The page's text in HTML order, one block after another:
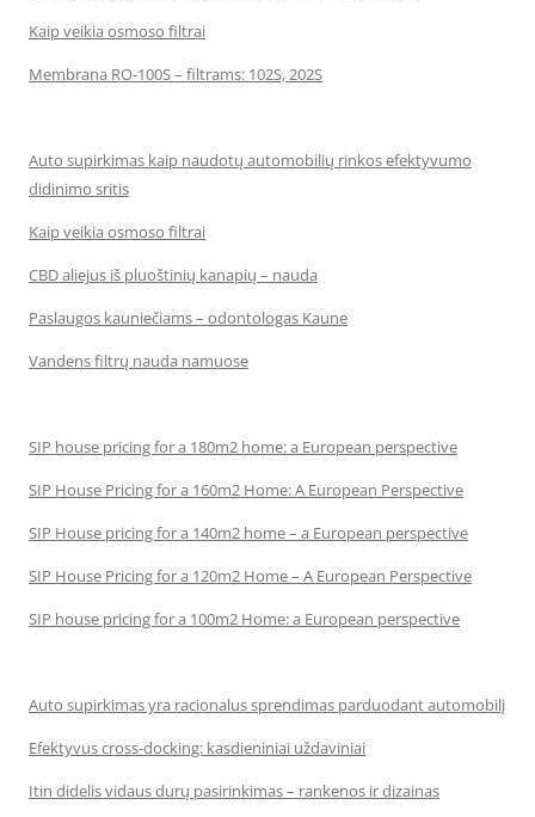
Kaip veikia osmoso filtrai
Membrana RO-100S – filtrams: 102S, 202S
Auto supirkimas kaip naudotų automobilių rinkos efektyvumo
didinimo sritis
Kaip veikia osmoso filtrai
CBD aliejus iš pluoštinių kanapių – nauda
Paslaugos kauniečiams – odontologas Kaune
Vandens filtrų nauda namuose
SIP house pricing for a 180m2 home: a European perspective
SIP House Pricing for a 160m2 Home: A European Perspective
SIP House pricing for a 140m2 home – a European perspective
SIP House Pricing for a 120m2 Home – A European Perspective
SIP house pricing for a 100m2 Home: a European perspective
Auto supirkimas yra racionalus sprendimas parduodant automobilį
Efektyvus cross-docking: kasdieniniai uždaviniai
Itin didelis vidaus durų pasirinkimas – rankenos ir dizainas